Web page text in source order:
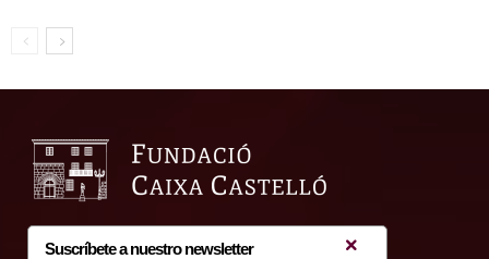
Suscríbete a nuestro newsletter